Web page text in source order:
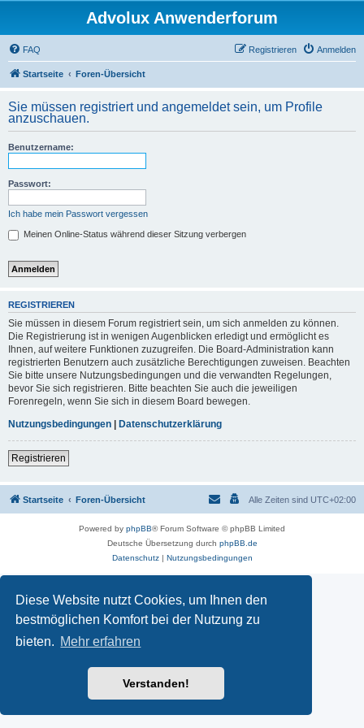
Diese Website nutzt Cookies, um Ihnen den
bestmöglichen Komfort bei der Nutzung zu
bieten. Mehr erfahren
Verstanden!
Advolux Anwenderforum
FAQ Anmelden
Registrieren
Startseite Foren-Übersicht
Sie müssen registriert und angemeldet sein, um Profile
anzuschauen.
Benutzername:
Passwort:
Ich habe mein Passwort vergessen
Meinen Online-Status während dieser Sitzung verbergen
REGISTRIEREN
Sie müssen in diesem Forum registriert sein, um sich anmelden zu können.
Die Registrierung ist in wenigen Augenblicken erledigt und ermöglicht es
Ihnen, auf weitere Funktionen zuzugreifen. Die Board-Administration kann
registrierten Benutzern auch zusätzliche Berechtigungen zuweisen. Beachten
Sie bitte unsere Nutzungsbedingungen und die verwandten Regelungen,
bevor Sie sich registrieren. Bitte beachten Sie auch die jeweiligen
Forenregeln, wenn Sie sich in diesem Board bewegen.
Nutzungsbedingungen
Datenschutzerklärung
Registrieren
Startseite Foren-Übersicht Alle Zeiten sind UTC+02:00
Powered by phpBB® Forum Software © phpBB Limited
Deutsche Übersetzung durch phpBB.de
Datenschutz| Nutzungsbedingungen